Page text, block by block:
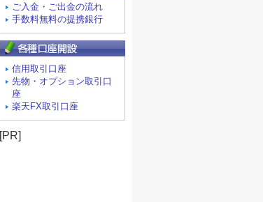
ご入金・ご出金の流れ
手数料無料の提携銀行
信用取引口座
先物・オプション取引口
座
楽天FX取引口座
[PR]